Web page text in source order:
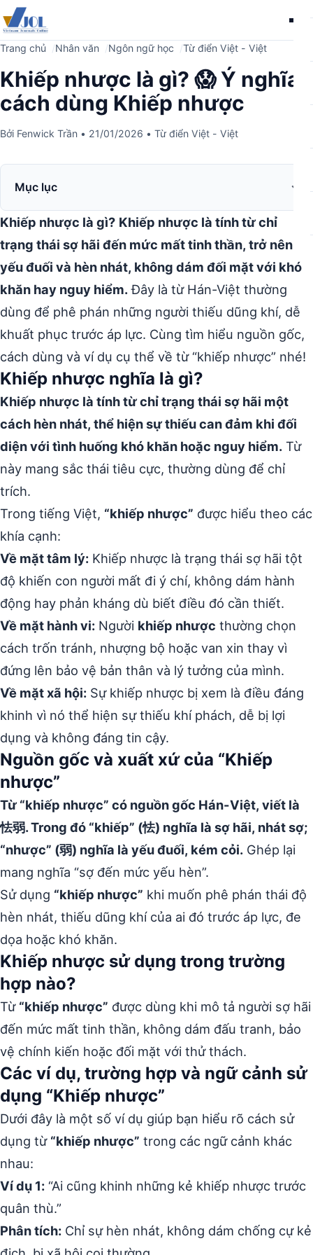
Trang chủ Nhân văn Ngôn ngữ học Từ điển Việt - Việt
Khiếp nhược là gì? 😱 Ý nghĩa,
cách dùng Khiếp nhược
Bởi Fenwick Trần • 21/01/2026 • Từ điển Việt - Việt
Mục lục
Khiếp nhược là gì? Khiếp nhược là tính từ chỉ
trạng thái sợ hãi đến mức mất tinh thần, trở nên
yếu đuối và hèn nhát, không dám đối mặt với khó
khăn hay nguy hiểm.Đây là từ Hán-Việt thường
dùng để phê phán những người thiếu dũng khí, dễ
khuất phục trước áp lực. Cùng tìm hiểu nguồn gốc,
cách dùng và ví dụ cụ thể về từ “khiếp nhược” nhé!
Khiếp nhược nghĩa là gì?
Khiếp nhược là tính từ chỉ trạng thái sợ hãi một
cách hèn nhát, thể hiện sự thiếu can đảm khi đối
diện với tình huống khó khăn hoặc nguy hiểm. Từ
này mang sắc thái tiêu cực, thường dùng để chỉ
trích.
Trong tiếng Việt, “khiếp nhược” được hiểu theo các
khía cạnh:
Về mặt tâm lý: Khiếp nhược là trạng thái sợ hãi tột
độ khiến con người mất đi ý chí, không dám hành
động hay phản kháng dù biết điều đó cần thiết.
Về mặt hành vi: Người khiếp nhược thường chọn
cách trốn tránh, nhượng bộ hoặc van xin thay vì
đứng lên bảo vệ bản thân và lý tưởng của mình.
Về mặt xã hội: Sự khiếp nhược bị xem là điều đáng
khinh vì nó thể hiện sự thiếu khí phách, dễ bị lợi
dụng và không đáng tin cậy.
Nguồn gốc và xuất xứ của “Khiếp
nhược”
Từ “khiếp nhược” có nguồn gốc Hán-Việt, viết là
怯弱. Trong đó “khiếp” (怯) nghĩa là sợ hãi, nhát sợ;
“nhược” (弱) nghĩa là yếu đuối, kém cỏi. Ghép lại
mang nghĩa “sợ đến mức yếu hèn”.
Sử dụng “khiếp nhược” khi muốn phê phán thái độ
hèn nhát, thiếu dũng khí của ai đó trước áp lực, đe
dọa hoặc khó khăn.
Khiếp nhược sử dụng trong trường
hợp nào?
Từ “khiếp nhược” được dùng khi mô tả người sợ hãi
đến mức mất tinh thần, không dám đấu tranh, bảo
vệ chính kiến hoặc đối mặt với thử thách.
Các ví dụ, trường hợp và ngữ cảnh sử
dụng “Khiếp nhược”
Dưới đây là một số ví dụ giúp bạn hiểu rõ cách sử
dụng từ “khiếp nhược” trong các ngữ cảnh khác
nhau:
Ví dụ 1: “Ai cũng khinh những kẻ khiếp nhược trước
quân thù.”
Phân tích: Chỉ sự hèn nhát, không dám chống cự kẻ